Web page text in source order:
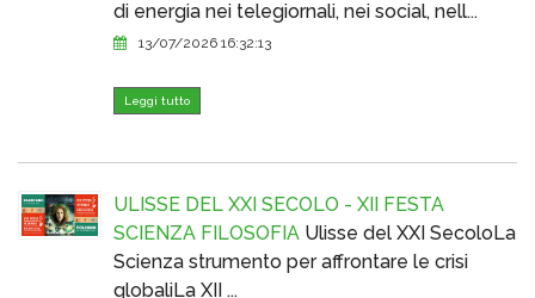
di energia nei telegiornali, nei social, nell...
13/07/2026 16:32:13
Leggi tutto
ULISSE DEL XXI SECOLO - XII FESTA
SCIENZA FILOSOFIA Ulisse del XXI SecoloLa
Scienza strumento per affrontare le crisi
globaliLa XII ...